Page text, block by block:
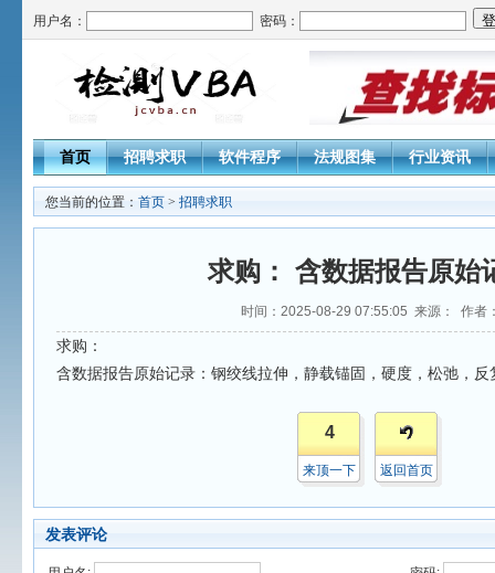
用户名： 密码：
首页 招聘求职 软件程序 法规图集 行业资讯
您当前的位置： 首页 > 招聘求职
求购： 含数据报告原始
时间：2025-08-29 07:55:05 来源： 作者
求购：
含数据报告原始记录：钢绞线拉伸，静载锚固，硬度，松弛，反
4
来顶一下 返回首页
发表评论